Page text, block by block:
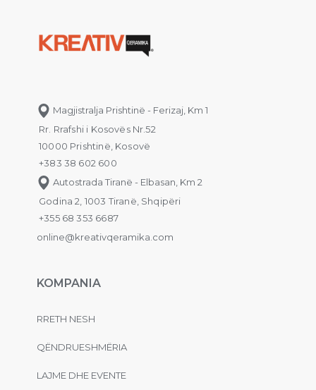
Magjistralja Prishtinë - Ferizaj, Km 1
Rr. Rrafshi i Kosovës Nr.52
10000 Prishtinë, Kosovë
+383 38 602 600
Autostrada Tiranë - Elbasan, Km 2
Godina 2, 1003 Tiranë, Shqipëri
+355 68 353 6687
online@kreativqeramika.com
KOMPANIA
RRETH NESH
QËNDRUESHMËRIA
LAJME DHE EVENTE